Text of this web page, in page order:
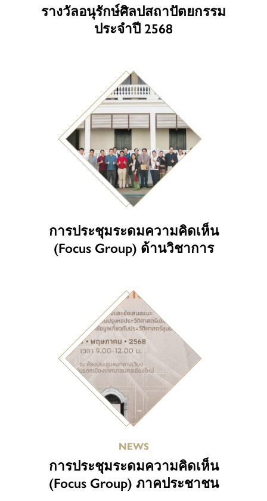
รางวัลอนุรักษ์ศิลปสถาปัตยกรรม
ประจำปี 2568
การประชุมระดมความคิดเห็น
(Focus Group) ด้านวิชาการ
NEWS
การประชุมระดมความคิดเห็น
(Focus Group) ภาคประชาชน